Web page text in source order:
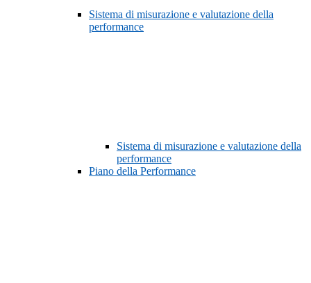
Sistema di misurazione e valutazione della
performance
Sistema di misurazione e valutazione della
performance
Piano della Performance